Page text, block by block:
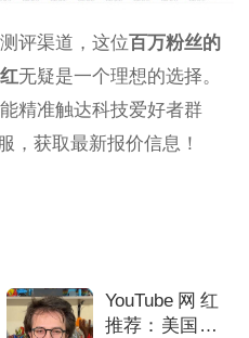
评渠道，这位百万粉丝的
无疑是一个理想的选择。
精准触达科技爱好者群
，获取最新报价信息！
YouTube网红
推荐：美国70